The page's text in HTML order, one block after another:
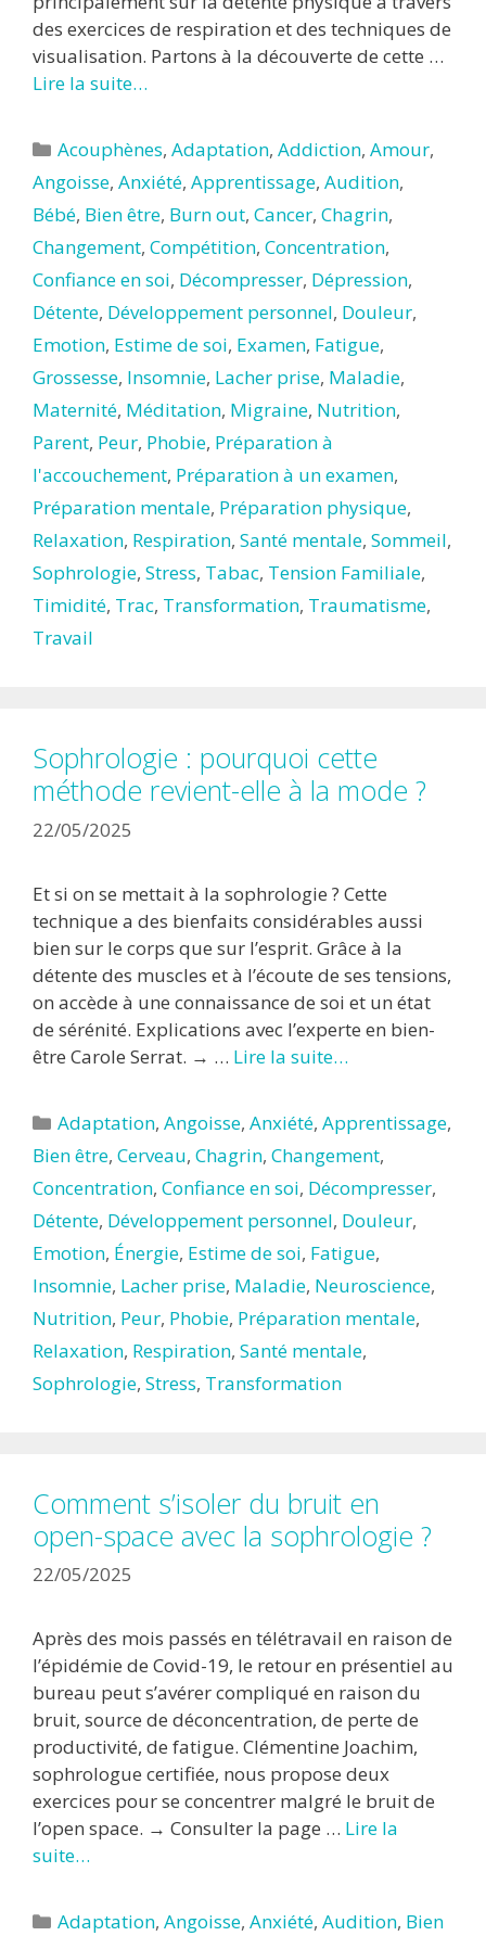
des exercices de respiration et des techniques de
visualisation. Partons à la découverte de cette …
Lire la suite…
Catégories
Acouphènes,Adaptation,Addiction,Amour,
Angoisse, Anxiété, Apprentissage, Audition,
Bébé, Bien être, Burn out, Cancer, Chagrin,
Changement, Compétition, Concentration,
Confiance en soi, Décompresser, Dépression,
Détente, Développement personnel, Douleur,
Emotion, Estime de soi, Examen, Fatigue,
Grossesse, Insomnie, Lacher prise, Maladie,
Maternité, Méditation, Migraine, Nutrition,
Parent, Peur, Phobie, Préparation à
l'accouchement, Préparation à un examen,
Préparation mentale, Préparation physique,
Relaxation, Respiration, Santé mentale, Sommeil,
Sophrologie, Stress, Tabac, Tension Familiale,
Timidité, Trac, Transformation, Traumatisme,
Travail
Sophrologie : pourquoi cette
méthode revient-elle à la mode ?
22/05/2025
Et si on se mettait à la sophrologie ? Cette
technique a des bienfaits considérables aussi
bien sur le corps que sur l’esprit. Grâce à la
détente des muscles et à l’écoute de ses tensions,
on accède à une connaissance de soi et un état
de sérénité. Explications avec l’experte en bien-
être Carole Serrat. → … Lire la suite…
Catégories
Adaptation,Angoisse,Anxiété,Apprentissage,
Bien être, Cerveau, Chagrin, Changement,
Concentration, Confiance en soi, Décompresser,
Détente, Développement personnel, Douleur,
Emotion, Énergie, Estime de soi, Fatigue,
Insomnie, Lacher prise, Maladie, Neuroscience,
Nutrition, Peur, Phobie, Préparation mentale,
Relaxation, Respiration, Santé mentale,
Sophrologie, Stress, Transformation
Comment s’isoler du bruit en
open-space avec la sophrologie ?
22/05/2025
Après des mois passés en télétravail en raison de
l’épidémie de Covid-19, le retour en présentiel au
bureau peut s’avérer compliqué en raison du
bruit, source de déconcentration, de perte de
productivité, de fatigue. Clémentine Joachim,
sophrologue certifiée, nous propose deux
exercices pour se concentrer malgré le bruit de
l’open space. → Consulter la page … Lire la
suite…
Catégories
Adaptation,Angoisse,Anxiété,Audition, Bien